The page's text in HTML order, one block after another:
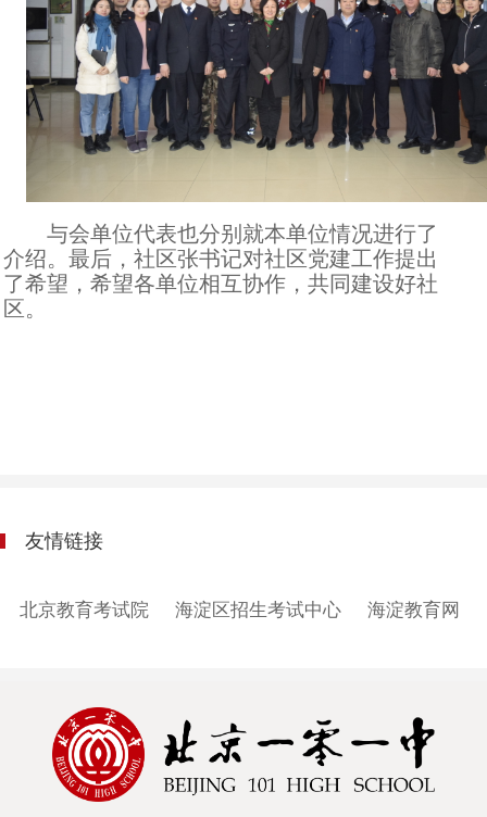
与会单位代表也分别就本单位情况进行了
介绍。最后，社区张书记对社区党建工作提出
了希望，希望各单位相互协作，共同建设好社
区。
友情链接
北京教育考试院 海淀区招生考试中心 海淀教育网